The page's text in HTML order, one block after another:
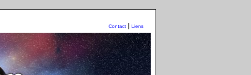
Contact Liens